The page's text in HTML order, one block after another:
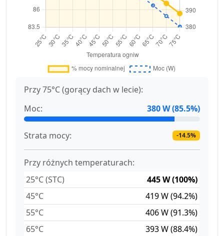
Przy 75°C (gorący dach w lecie):
Moc:
380 W (85.5%)
Strata mocy: -14.5%
Przy różnych temperaturach:
25°C (STC)
445 W (100%)
45°C
419 W (94.2%)
55°C
406 W (91.3%)
65°C
393 W (88.4%)